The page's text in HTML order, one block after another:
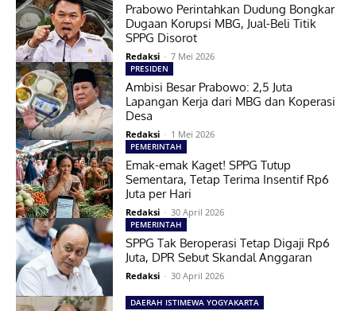
Prabowo Perintahkan Dudung Bongkar
Dugaan Korupsi MBG, Jual-Beli Titik
SPPG Disorot
Redaksi - 7 Mei 2026
PRESIDEN
Ambisi Besar Prabowo: 2,5 Juta
Lapangan Kerja dari MBG dan Koperasi
Desa
Redaksi - 1 Mei 2026
PEMERINTAH
Emak-emak Kaget! SPPG Tutup
Sementara, Tetap Terima Insentif Rp6
Juta per Hari
Redaksi - 30 April 2026
PEMERINTAH
SPPG Tak Beroperasi Tetap Digaji Rp6
Juta, DPR Sebut Skandal Anggaran
Redaksi - 30 April 2026
DAERAH ISTIMEWA YOGYAKARTA